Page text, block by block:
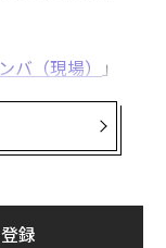
バ（現場）
」
る所」を意味す
まり、アイデア
し、学んだこと
、「知識の背後
録